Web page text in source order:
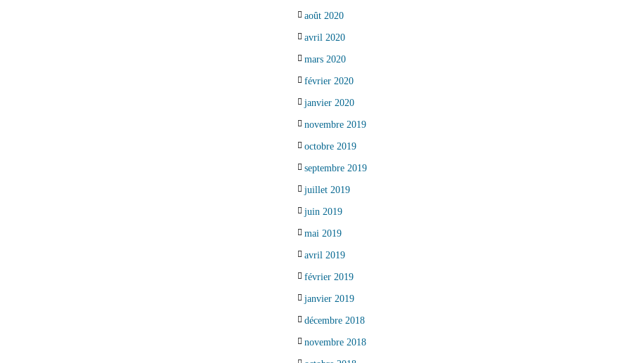
août 2020
avril 2020
mars 2020
février 2020
janvier 2020
novembre 2019
octobre 2019
septembre 2019
juillet 2019
juin 2019
mai 2019
avril 2019
février 2019
janvier 2019
décembre 2018
novembre 2018